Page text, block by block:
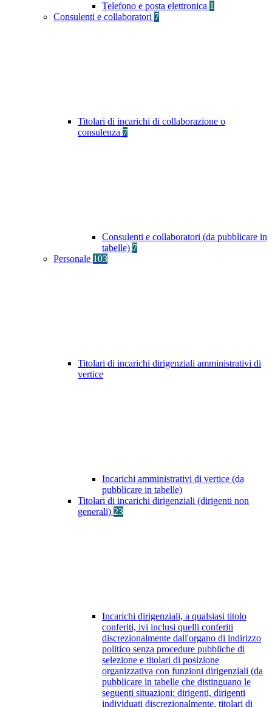
Telefono e posta elettronica 1
Consulenti e collaboratori 7
Titolari di incarichi di collaborazione o
consulenza 7
Consulenti e collaboratori (da pubblicare in
tabelle) 7
Personale 103
Titolari di incarichi dirigenziali amministrativi di
vertice
Incarichi amministrativi di vertice (da
pubblicare in tabelle)
Titolari di incarichi dirigenziali (dirigenti non
generali) 23
Incarichi dirigenziali, a qualsiasi titolo
conferiti, ivi inclusi quelli conferiti
discrezionalmente dall'organo di indirizzo
politico senza procedure pubbliche di
selezione e titolari di posizione
organizzativa con funzioni dirigenziali (da
pubblicare in tabelle che distinguano le
seguenti situazioni: dirigenti, dirigenti
individuati discrezionalmente, titolari di